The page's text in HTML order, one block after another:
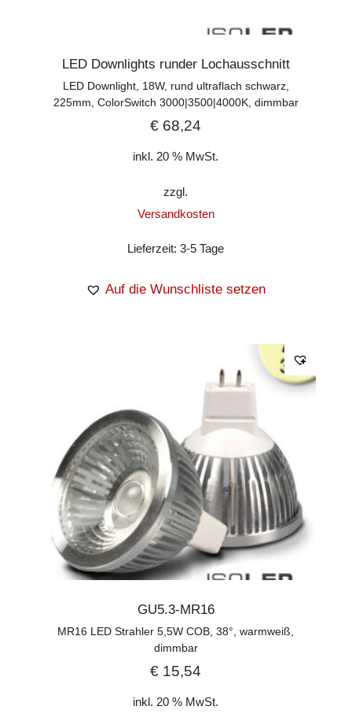
LED Downlights runder Lochausschnitt
LED Downlight, 18W, rund ultraflach schwarz,
225mm, ColorSwitch 3000|3500|4000K, dimmbar
€ 68,24
inkl. 20 % MwSt.
zzgl.
Versandkosten
Lieferzeit:3-5 Tage
Auf die Wunschliste setzen
GU5.3-MR16
MR16 LED Strahler 5,5W COB, 38°, warmweiß,
dimmbar
€ 15,54
inkl. 20 % MwSt.